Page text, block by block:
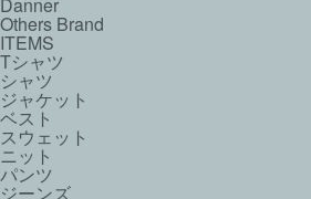
Others Brand
ITEMS
Tシャツ
シャツ
ジャケット
ベスト
スウェット
ニット
パンツ
ジーンズ